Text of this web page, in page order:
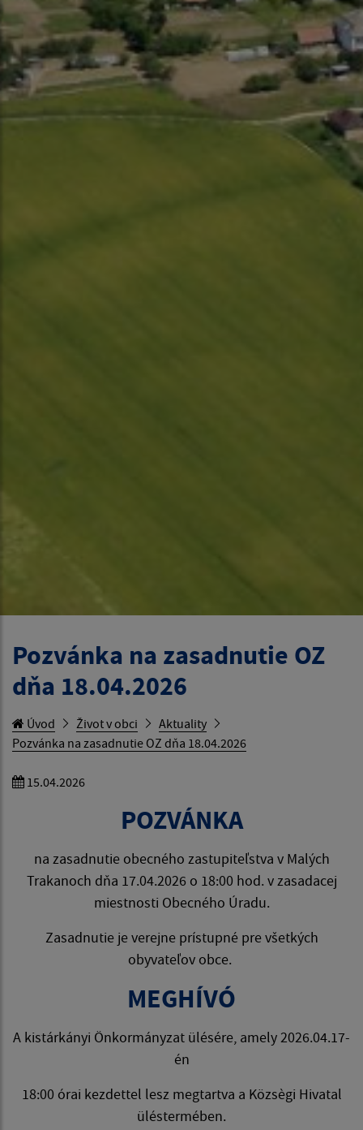
Pozvánka na zasadnutie OZ
dňa 18.04.2026
Úvod Život v obci
Aktuality
Pozvánka na zasadnutie OZ dňa 18.04.2026
15.04.2026
POZVÁNKA
na zasadnutie obecného zastupiteľstva v Malých
Trakanoch dňa 17.04.2026 o 18:00 hod. v zasadacej
miestnosti Obecného Úradu.
Zasadnutie je verejne prístupné pre všetkých
obyvateľov obce.
MEGHÍVÓ
A kistárkányi Önkormányzat ülésére, amely 2026.04.17-
én
18:00 órai kezdettel lesz megtartva a Közsègi Hivatal
üléstermében.